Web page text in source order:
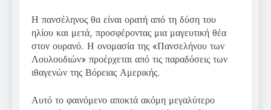
Η πανσέληνος θα είναι ορατή από τη δύση του
ηλίου και μετά, προσφέροντας μια μαγευτική θέα
στον ουρανό. Η ονομασία της «Πανσελήνου των
Λουλουδιών» προέρχεται από τις παραδόσεις των
ιθαγενών της Βόρειας Αμερικής.
Αυτό το φαινόμενο αποκτά ακόμη μεγαλύτερο